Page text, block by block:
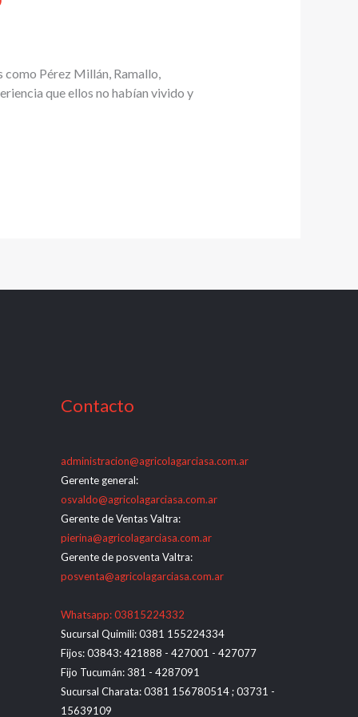
Pérez Millán, Ramallo,
que ellos no habían vivido y
Contacto
administracion@agricolagarciasa.com.ar
Gerente general:
osvaldo@agricolagarciasa.com.ar
Gerente de Ventas Valtra:
pierina@agricolagarciasa.com.ar
Gerente de posventa Valtra:
posventa@agricolagarciasa.com.ar
Whatsapp: 03815224332
Sucursal Quimili: 0381 155224334
Fijos: 03843: 421888 - 427001 - 427077
Fijo Tucumán: 381 - 4287091
Sucursal Charata: 0381 156780514 ; 03731 -
15639109